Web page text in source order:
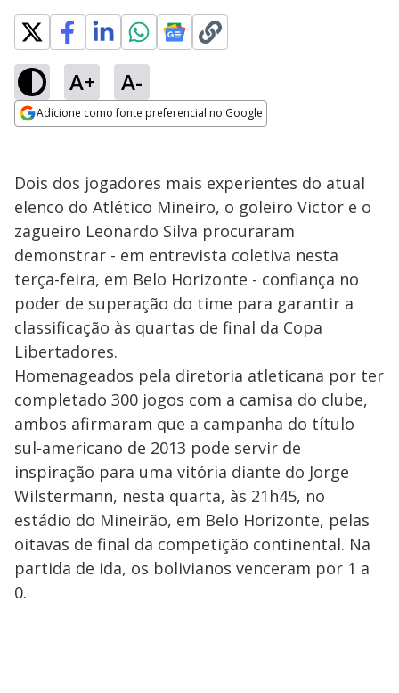
A+ A-
Adicione como fonte preferencial no Google
Dois dos jogadores mais experientes do atual
elenco do Atlético Mineiro, o goleiro Victor e o
zagueiro Leonardo Silva procuraram
demonstrar - em entrevista coletiva nesta
terça-feira, em Belo Horizonte - confiança no
poder de superação do time para garantir a
classificação às quartas de final da Copa
Libertadores.
Homenageados pela diretoria atleticana por ter
completado 300 jogos com a camisa do clube,
ambos afirmaram que a campanha do título
sul-americano de 2013 pode servir de
inspiração para uma vitória diante do Jorge
Wilstermann, nesta quarta, às 21h45, no
estádio do Mineirão, em Belo Horizonte, pelas
oitavas de final da competição continental. Na
partida de ida, os bolivianos venceram por 1 a
0.